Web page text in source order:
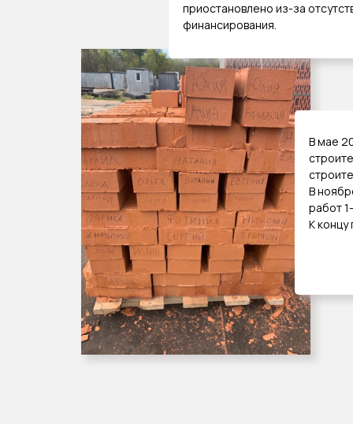
приостановлено из-за
финансирования.
В мае
В
работ
К